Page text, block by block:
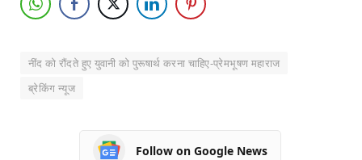
नींद को रौंदते हुए युवानी को पुरूषार्थ करना चाहिए-प्रेमभूषण महाराज
ब्रेकिंग न्यूज
Follow on Google News